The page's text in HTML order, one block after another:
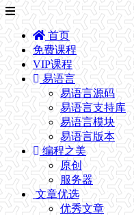
首页
免费课程
VIP课程
易语言
易语言源码
易语言支持库
易语言模块
易语言版本
编程之美
原创
服务器
文章优选
优秀文章